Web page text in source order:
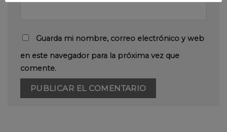
Guarda mi nombre, correo electrónico y web
en este navegador para la próxima vez que
comente.